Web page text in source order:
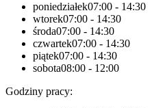
poniedziałek07:00 - 14:30
wtorek07:00 - 14:30
środa07:00 - 14:30
czwartek07:00 - 14:30
piątek07:00 - 14:30
sobota08:00 - 12:00
Godziny pracy: